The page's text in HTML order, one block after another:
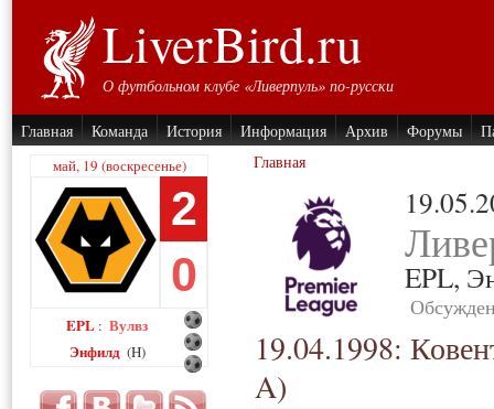
LiverBird.ru
О футбольном клубе «Ливерпуль» по-русски
Главная Команда История Информация Архив Форумы
май, 19 (воскресенье)
2
0
EPL : Вулвз
Энфилд (H)
Главная
EPL,
19.04.1998:
A)